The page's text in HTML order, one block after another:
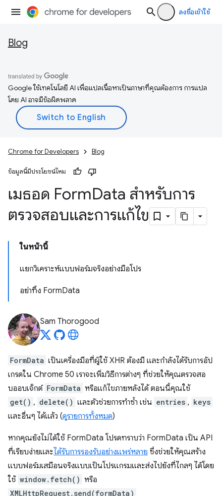
ลงชื่อเข้าใช้
Blog
Google ใช้เทคโนโลยี AI เพื่อแปลเนื้อหาเป็นภาษาที่คุณต้องการ การแปล
โดย AI อาจมีข้อผิดพลาด
Chrome for Developers Blog
ข้อมูลนี้มีประโยชน์ไหม
เมธอด FormData สำหรับการ
ตรวจสอบและการแก้ไข
ในหน้านี้
แยกวิเคราะห์แบบฟอร์มจริงอย่างมือโปร
อย่าทิ้ง FormData
Sam Thorogood
FormData เป็นเครื่องมือที่ผู้ใช้ XHR ต้องมี และกำลังได้รับการอัป
เกรดใน Chrome 50 เราจะเพิ่มวิธีการต่างๆ ที่ช่วยให้คุณตรวจสอ
บออบเจ็กต์ FormData หรือแก้ไขภายหลังได้ ตอนนี้คุณใช้
get() , delete() และตัวช่วยการทำซ้ำ เช่น entries , keys
และอื่นๆ ได้แล้ว (ดูรายการทั้งหมด)
หากคุณยังไม่ได้ใช้ FormData โปรดทราบว่า FormData เป็น API
ที่เรียบง่ายและได้รับการรองรับอย่างแพร่หลาย ซึ่งช่วยให้คุณสร้าง
แบบฟอร์มเสมือนจริงแบบเป็นโปรแกรมและส่งไปยังที่ไกลๆ ได้โดย
ใช้ window.fetch() หรือ
XMLHttpRequest.send(formData)